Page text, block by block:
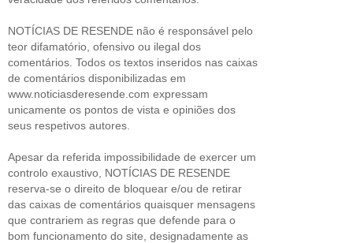
NOTÍCIAS DE RESENDE não é responsável pelo
teor difamatório, ofensivo ou ilegal dos
comentários. Todos os textos inseridos nas caixas
de comentários disponibilizadas em
www.noticiasderesende.com expressam
unicamente os pontos de vista e opiniões dos
seus respetivos autores.
Apesar da referida impossibilidade de exercer um
controlo exaustivo, NOTÍCIAS DE RESENDE
reserva-se o direito de bloquear e/ou de retirar
das caixas de comentários quaisquer mensagens
que contrariem as regras que defende para o
bom funcionamento do site, designadamente as